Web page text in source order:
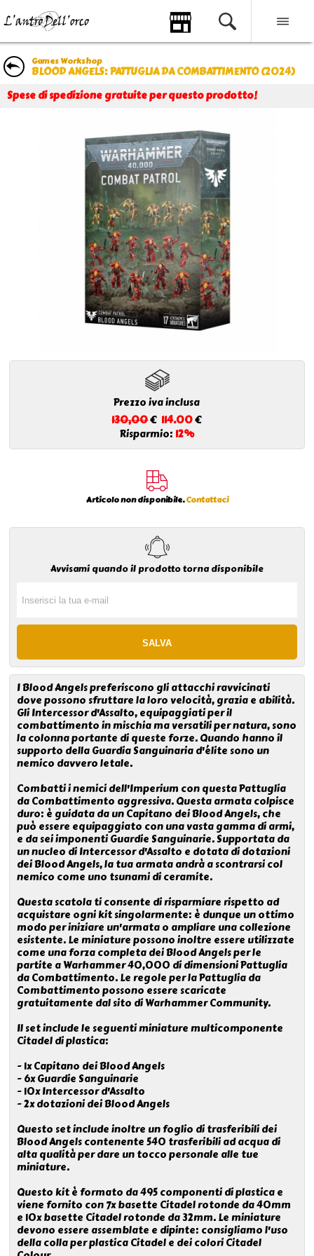
Games Workshop
BLOOD ANGELS: PATTUGLIA DA COMBATTIMENTO (2024)
Spese di spedizione gratuite per questo prodotto!
Prezzo iva inclusa
130,00€ 114.00€
Risparmio: 12%
Articolo non disponibile.Contattaci
Avvisami quando il prodotto torna disponibile
I Blood Angels preferiscono gli attacchi ravvicinati
dove possono sfruttare la loro velocità, grazia e abilità.
Gli Intercessor d'Assalto, equipaggiati per il
combattimento in mischia ma versatili per natura, sono
la colonna portante di queste forze. Quando hanno il
supporto della Guardia Sanguinaria d'élite sono un
nemico davvero letale.
Combatti i nemici dell'Imperium con questa Pattuglia
da Combattimento aggressiva. Questa armata colpisce
duro: è guidata da un Capitano dei Blood Angels, che
può essere equipaggiato con una vasta gamma di armi,
e da sei imponenti Guardie Sanguinarie. Supportata da
un nucleo di Intercessor d'Assalto e dotata di dotazioni
dei Blood Angels, la tua armata andrà a scontrarsi col
nemico come uno tsunami di ceramite.
Questa scatola ti consente di risparmiare rispetto ad
acquistare ogni kit singolarmente: è dunque un ottimo
modo per iniziare un'armata o ampliare una collezione
esistente. Le miniature possono inoltre essere utilizzate
come una forza completa dei Blood Angels per le
partite a Warhammer 40,000 di dimensioni Pattuglia
da Combattimento. Le regole per la Pattuglia da
Combattimento possono essere scaricate
gratuitamente dal sito di Warhammer Community.
Il set include le seguenti miniature multicomponente
Citadel di plastica:
- 1x Capitano dei Blood Angels
- 6x Guardie Sanguinarie
- 10x Intercessor d'Assalto
- 2x dotazioni dei Blood Angels
Questo set include inoltre un foglio di trasferibili dei
Blood Angels contenente 540 trasferibili ad acqua di
alta qualità per dare un tocco personale alle tue
miniature.
Questo kit è formato da 495 componenti di plastica e
viene fornito con 7x basette Citadel rotonde da 40mm
e 10x basette Citadel rotonde da 32mm. Le miniature
devono essere assemblate e dipinte: consigliamo l'uso
della colla per plastica Citadel e dei colori Citadel